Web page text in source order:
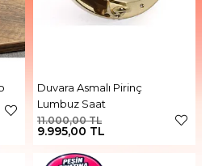
Duvara Asmalı Pirinç
Lumbuz Saat
9.995,00 TL
11.000,00 TL